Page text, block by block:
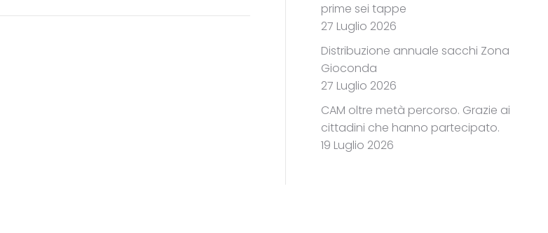
prime sei tappe
27 Luglio 2026
Distribuzione annuale sacchi Zona
Gioconda
27 Luglio 2026
CAM oltre metà percorso. Grazie ai
cittadini che hanno partecipato.
19 Luglio 2026